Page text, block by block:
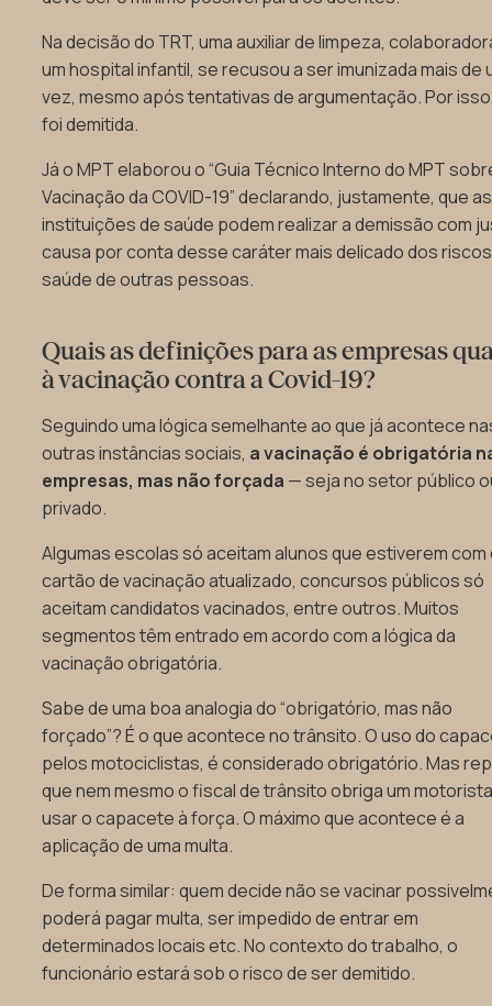
Na decisão do TRT, uma auxiliar de limpeza,
um hospital infantil, se recusou a ser imunizada mais de
vez, mesmo após tentativas de argumentação. Por
foi demitida.
Já o MPT elaborou o “Guia Técnico Interno do MPT
Vacinação da COVID-19” declarando, justamente, que as
instituições de saúde podem realizar a demissão com
causa por conta desse caráter mais delicado dos
saúde de outras pessoas.
Quais as definições para as empresas
à vacinação contra a Covid-19?
Seguindo uma lógica semelhante ao que já acontece
outras instâncias sociais, a vacinação é obrigatória
empresas, mas não forçada — seja no setor público
privado.
Algumas escolas só aceitam alunos que estiverem com
cartão de vacinação atualizado, concursos públicos só
aceitam candidatos vacinados, entre outros. Muitos
segmentos têm entrado em acordo com a lógica da
vacinação obrigatória.
Sabe de uma boa analogia do “obrigatório, mas não
forçado”? É o que acontece no trânsito. O uso do
pelos motociclistas, é considerado obrigatório. Mas
que nem mesmo o fiscal de trânsito obriga um
usar o capacete à força. O máximo que acontece é a
aplicação de uma multa.
De forma similar: quem decide não se vacinar
poderá pagar multa, ser impedido de entrar em
determinados locais etc. No contexto do trabalho, o
funcionário estará sob o risco de ser demitido.